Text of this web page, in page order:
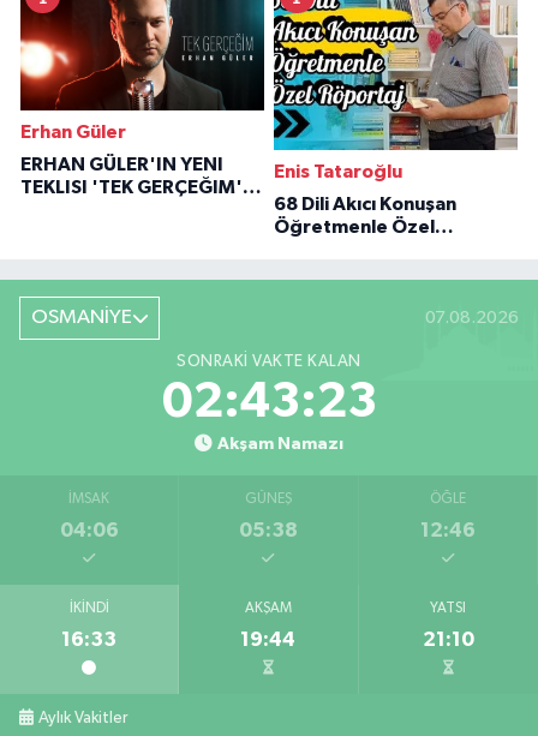
Erhan Güler
ERHAN GÜLER'IN YENI
TEKLISI 'TEK GERÇEĞIM'LE
Enis Tataroğlu
68 Dili Akıcı Konuşan
Öğretmenle Özel
OSMANİYE 07.08.2026
SONRAKI VAKTE KALAN
02:43:22
Akşam Namazı
İMSAK
04:06
GÜNEŞ
05:38
ÖĞLE
12:46
İKINDI
16:33
AKŞAM
19:44
YATSI
21:10
Aylık Vakitler